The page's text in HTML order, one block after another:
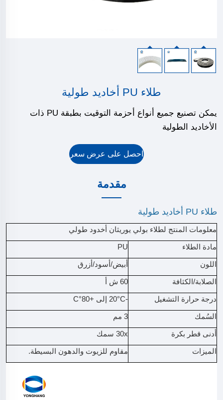
طلاء PU أخاديد طولية
يمكن تصنيع جميع أنواع أحزمة التوقيت بطبقة PU ذات
الأخاديد الطولية
احصل على عرض سعر
مقدمة
طلاء PU أخاديد طولية
معلومات المنتج لطلاء بولي يوريثان أخدود طولي
مادة الطلاء PU
اللون أبيض/أسود/أزرق
الصلابة/الكثافة 60 ش أ
درجة حرارة التشغيل -20°C إلى +80°C
السُمك 3 مم
أدنى قطر بكرة 30x سمك
الميزات مقاوم للزيوت والدهون البسيطة.